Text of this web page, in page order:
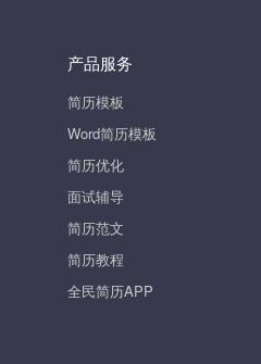
产品服务
简历模板
Word简历模板
简历优化
面试辅导
简历范文
简历教程
全民简历APP